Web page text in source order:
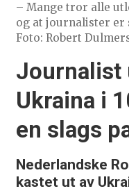
– Mange tror alle
og at journalister er
Foto: Robert
Journalist
Ukraina i
en slags
Nederlandske
kastet ut av